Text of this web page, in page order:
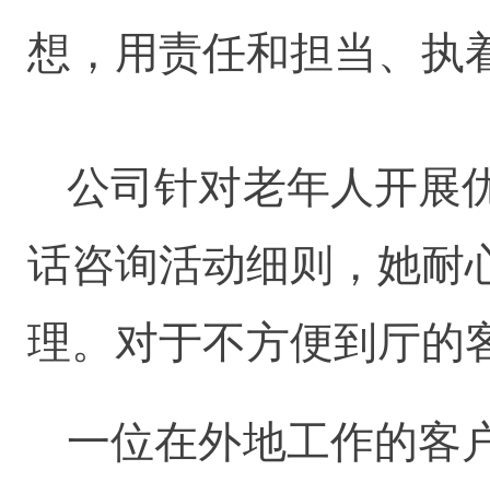
想，用责任和担当、执
公司针对老年人开展
话咨询活动细则，她耐
理。对于不方便到厅的
一位在外地工作的客